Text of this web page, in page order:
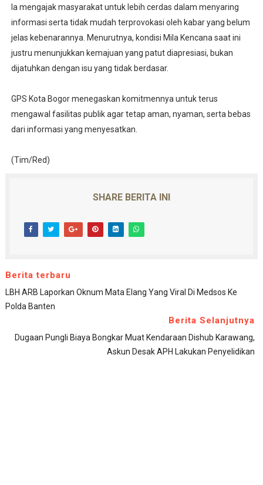
Ia mengajak masyarakat untuk lebih cerdas dalam menyaring
informasi serta tidak mudah terprovokasi oleh kabar yang belum
jelas kebenarannya. Menurutnya, kondisi Mila Kencana saat ini
justru menunjukkan kemajuan yang patut diapresiasi, bukan
dijatuhkan dengan isu yang tidak berdasar.
GPS Kota Bogor menegaskan komitmennya untuk terus
mengawal fasilitas publik agar tetap aman, nyaman, serta bebas
dari informasi yang menyesatkan.
(Tim/Red)
SHARE BERITA INI
Berita terbaru
LBH ARB Laporkan Oknum Mata Elang Yang Viral Di Medsos Ke
Polda Banten
Berita Selanjutnya
Dugaan Pungli Biaya Bongkar Muat Kendaraan Dishub Karawang,
Askun Desak APH Lakukan Penyelidikan